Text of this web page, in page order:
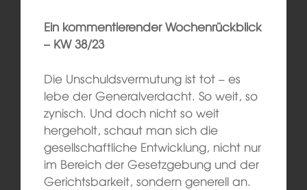
Ein kommentierender Wochenrückblick
– KW 38/23
Die Unschuldsvermutung ist tot – es
lebe der Generalverdacht. So weit, so
zynisch. Und doch nicht so weit
hergeholt, schaut man sich die
gesellschaftliche Entwicklung, nicht nur
im Bereich der Gesetzgebung und der
Gerichtsbarkeit, sondern generell an.